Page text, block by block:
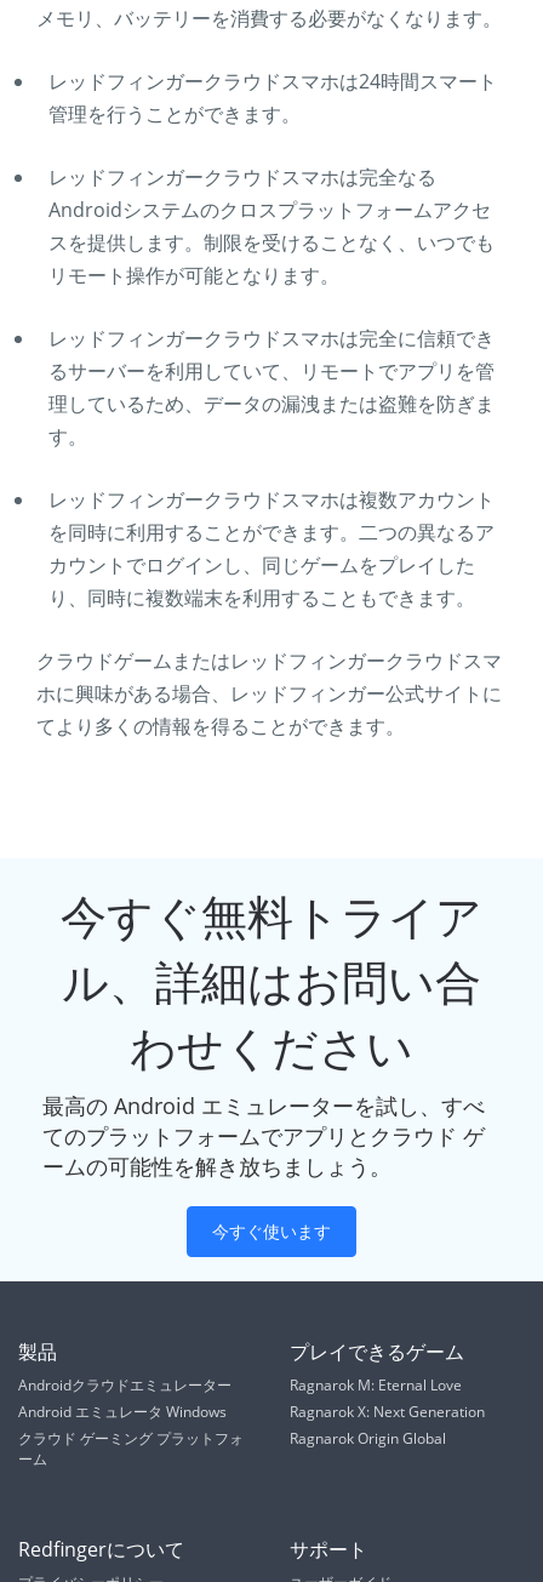
メモリ、バッテリーを消費する必要がなくなります。
レッドフィンガークラウドスマホは24時間スマート
管理を行うことができます。
レッドフィンガークラウドスマホは完全なる
Androidシステムのクロスプラットフォームアクセ
スを提供します。制限を受けることなく、いつでも
リモート操作が可能となります。
レッドフィンガークラウドスマホは完全に信頼でき
るサーバーを利用していて、リモートでアプリを管
理しているため、データの漏洩または盗難を防ぎま
す。
レッドフィンガークラウドスマホは複数アカウント
を同時に利用することができます。二つの異なるア
カウントでログインし、同じゲームをプレイした
り、同時に複数端末を利用することもできます。
クラウドゲームまたはレッドフィンガークラウドスマ
ホに興味がある場合、レッドフィンガー公式サイトに
てより多くの情報を得ることができます。
今すぐ無料トライア
ル、詳細はお問い合
わせください
最高の Android エミュレーターを試し、すべ
てのプラットフォームでアプリとクラウド ゲ
ームの可能性を解き放ちましょう。
今すぐ使います
製品
Androidクラウドエミュレーター
Android エミュレータ Windows
クラウド ゲーミング プラットフォ
ーム
プレイできるゲーム
Ragnarok M: Eternal Love
Ragnarok X: Next Generation
Ragnarok Origin Global
Redfingerについて サポート